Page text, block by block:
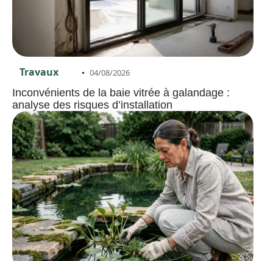
Travaux 04/08/2026
Inconvénients de la baie vitrée à galandage :
analyse des risques d’installation